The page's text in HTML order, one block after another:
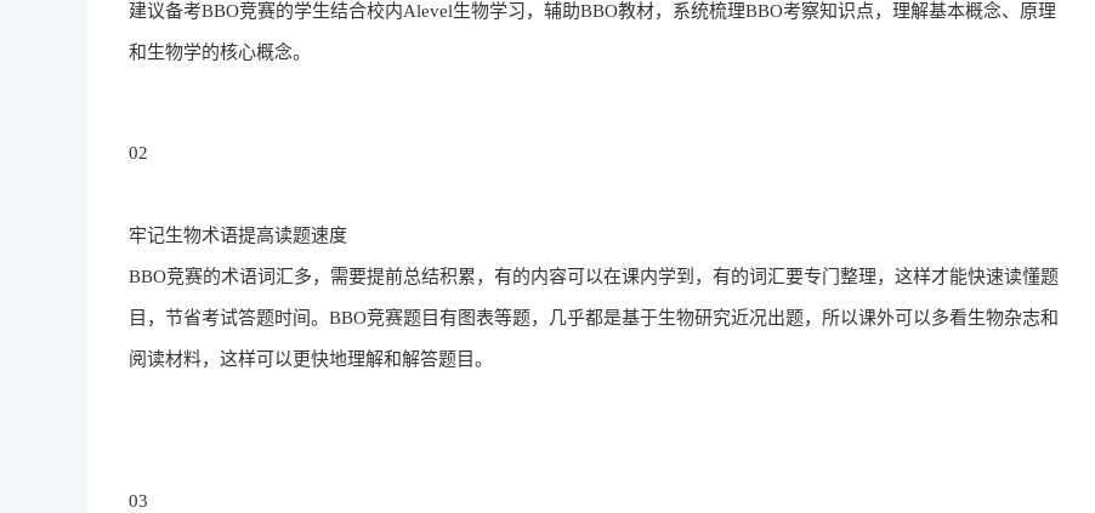
建议备考BBO竞赛的学生结合校内Alevel生物学习，辅助BBO教材，系统梳理BBO考察知识点，理解基本概念、原理
和生物学的核心概念。
02
牢记生物术语提高读题速度
BBO竞赛的术语词汇多，需要提前总结积累，有的内容可以在课内学到，有的词汇要专门整理，这样才能快速读懂题
目，节省考试答题时间。BBO竞赛题目有图表等题，几乎都是基于生物研究近况出题，所以课外可以多看生物杂志和
阅读材料，这样可以更快地理解和解答题目。
03